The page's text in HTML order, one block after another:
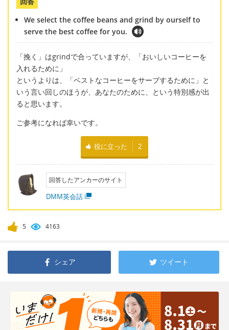
We select the coffee beans and grind by ourself to
serve the best coffee for you.
「挽く」はgrindで合っていますが、「おいしいコーヒーを
入れるために」
というよりは、「ベストなコーヒーをサーブするために」と
いう言い回しのほうが、あなたのために、という特別感が出
ると思います。
ご参考になれば幸いです。
役に立った 2
回答したアンカーのサイト
DMM英会話
5 4163
シェア ツイート